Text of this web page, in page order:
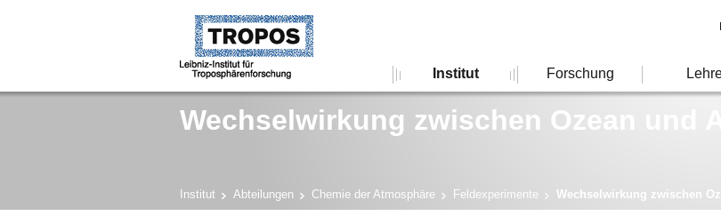
Wechselwirkung zwischen Ozean und
Institut Abteilungen Chemie der Atmosphäre Feldexperimente Wechselwirkung zwischen
Institut Forschung